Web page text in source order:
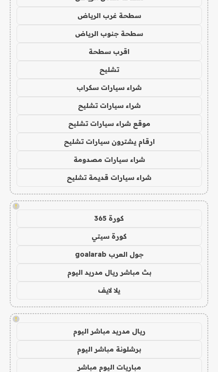
سطحة غرب الرياض
سطحة جنوب الرياض
اقرب سطحة
تشليح
شراء سيارات سكراب
شراء سيارات تشليح
موقع شراء سيارات تشليح
ارقام يشترون سيارات تشليح
شراء سيارات مصدومة
شراء سيارات قديمة تشليح
!
كورة 365
كورة سيتي
جول العرب goalarab
بث مباشر ريال مدريد اليوم
يلا لايف
!
ريال مدريد مباشر اليوم
برشلونة مباشر اليوم
مباريات اليوم مباشر